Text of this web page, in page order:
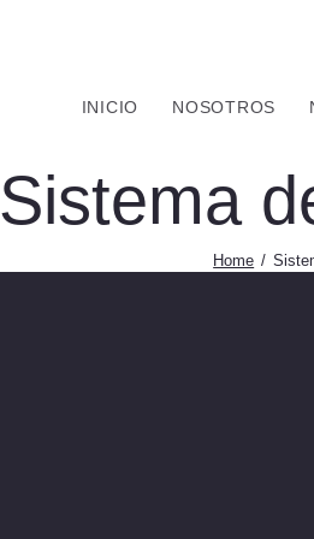
INICIO NOSOTROS
Sistema
Home